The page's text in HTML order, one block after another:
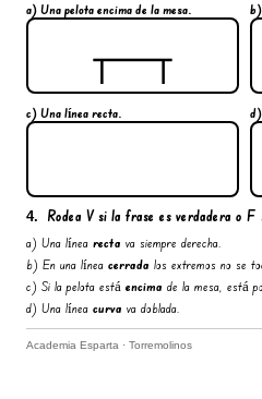
a) Una pelota encima de la mesa.
c) Una línea recta.
4. Rodea Vsi la frase es verdadera o F
a) Una línea recta va siempre derecha.
b) En una línea cerrada los extremos no se
c) Si la pelota está encima de la mesa, está
d) Una línea curva va doblada.
Academia Esparta · Torremolinos